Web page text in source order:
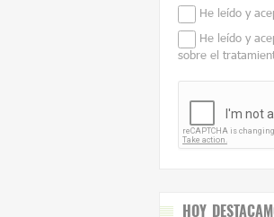
He leído y
He leído y
sobre el
HOY